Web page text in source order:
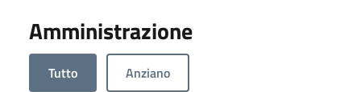
Amministrazione
Tutto Anziano